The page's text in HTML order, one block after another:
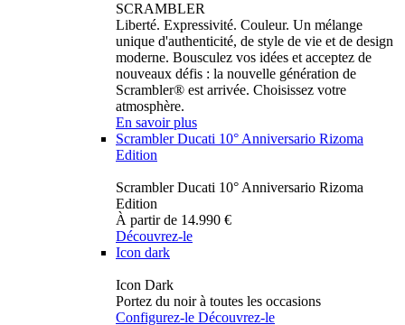
SCRAMBLER
Liberté. Expressivité. Couleur. Un mélange
unique d'authenticité, de style de vie et de design
moderne. Bousculez vos idées et acceptez de
nouveaux défis : la nouvelle génération de
Scrambler® est arrivée. Choisissez votre
atmosphère.
En savoir plus
Scrambler Ducati 10° Anniversario Rizoma
Edition
Scrambler Ducati 10° Anniversario Rizoma
Edition
À partir de 14.990 €
Découvrez-le
Icon dark
Icon Dark
Portez du noir à toutes les occasions
Configurez-le Découvrez-le